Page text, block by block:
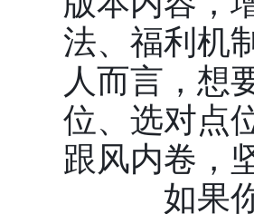
法、福利机
人而言，想
位、选对点
跟风内卷，
如果你也